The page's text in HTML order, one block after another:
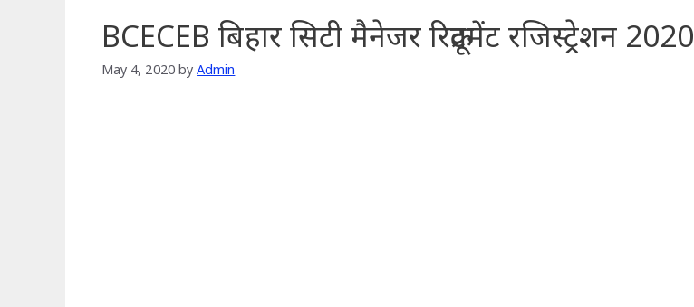
BCECEB बिहार सिटी मैनेजर रिक्रूटमेंट रजिस्ट्रेशन 2020
May 4, 2020 byAdmin